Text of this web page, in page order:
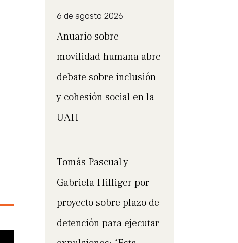
6 de agosto 2026
Anuario sobre
movilidad humana abre
debate sobre inclusión
y cohesión social en la
UAH
Tomás Pascual y
Gabriela Hilliger por
proyecto sobre plazo de
detención para ejecutar